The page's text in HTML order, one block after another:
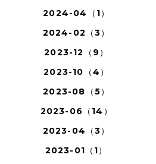
2024-04（1）
2024-02（3）
2023-12（9）
2023-10（4）
2023-08（5）
2023-06（14）
2023-04（3）
2023-01（1）